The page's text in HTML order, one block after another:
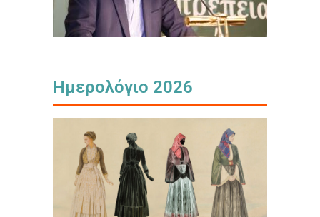
Ημερολόγιο 2026